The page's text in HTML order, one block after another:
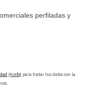
(+info) para tratar tus datos con la